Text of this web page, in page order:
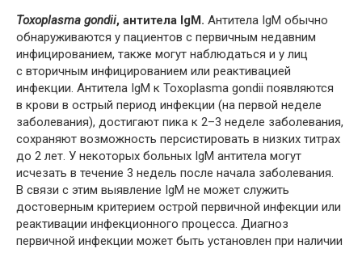
Toxoplasma gondii, антитела IgM. Антитела IgM обычно
обнаруживаются у пациентов с первичным недавним
инфицированием, также могут наблюдаться и у лиц
с вторичным инфицированием или реактивацией
инфекции. Антитела IgМ к Toxoplasma gondii появляются
в крови в острый период инфекции (на первой неделе
заболевания), достигают пика к 2–3 неделе заболевания,
сохраняют возможность персистировать в низких титрах
до 2 лет. У некоторых больных IgM антитела могут
исчезать в течение 3 недель после начала заболевания.
В связи с этим выявление IgМ не может служить
достоверным критерием острой первичной инфекции или
реактивации инфекционного процесса. Диагноз
первичной инфекции может быть установлен при наличии